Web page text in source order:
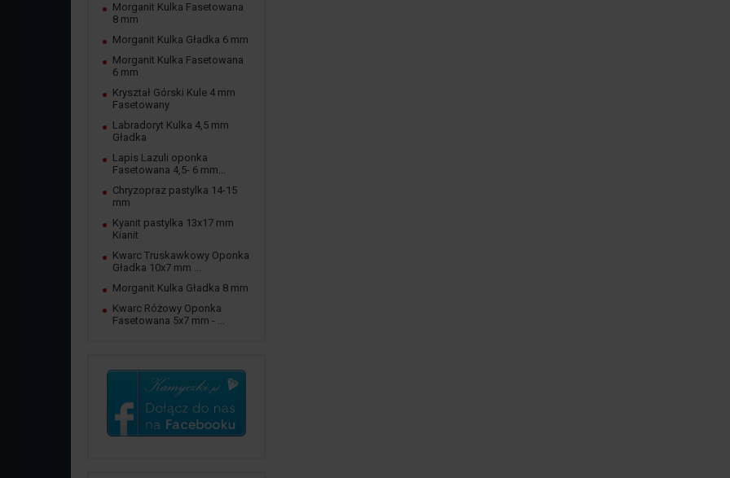
Morganit Kulka Fasetowana
8 mm
Morganit Kulka Gładka 6 mm
Morganit Kulka Fasetowana
6 mm
Kryształ Górski Kule 4 mm
Fasetowany
Labradoryt Kulka 4,5 mm
Gładka
Lapis Lazuli oponka
Fasetowana 4,5- 6 mm...
Chryzopraz pastylka 14-15
mm
Kyanit pastylka 13x17 mm
Kianit
Kwarc Truskawkowy Oponka
Gładka 10x7 mm ...
Morganit Kulka Gładka 8 mm
Kwarc Różowy Oponka
Fasetowana 5x7 mm - ...